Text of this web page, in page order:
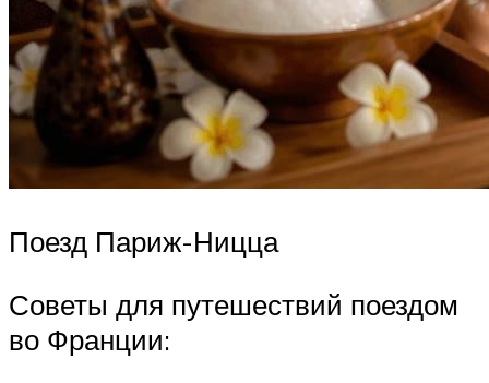
Поезд Париж-Ницца
Советы для путешествий поездом
во Франции: